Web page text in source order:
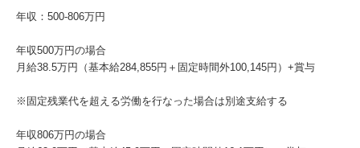
年収：500-806万円
年収500万円の場合
月給38.5万円（基本給284,855円＋固定時間外100,145円）+賞与
※固定残業代を超える労働を行なった場合は別途支給する
年収806万円の場合